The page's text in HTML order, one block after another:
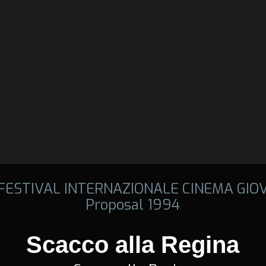
INTERNAZIONALE CINEMA
Proposal 1994
Scacco alla Regina